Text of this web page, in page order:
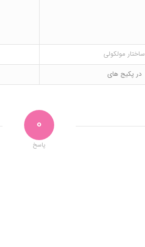
ساختار مولکولی
در پکیج های
0
پاسخ